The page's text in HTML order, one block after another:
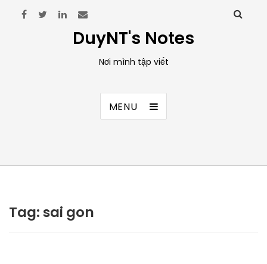
DuyNT's Notes
Nơi mình tập viết
MENU
Tag:sai gon